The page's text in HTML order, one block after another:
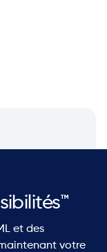
et des
votre